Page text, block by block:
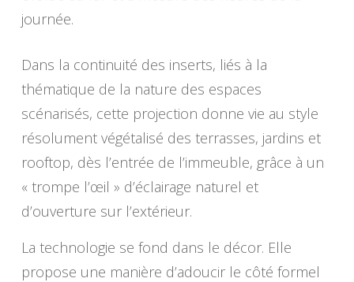
journée.
Dans la continuité des inserts, liés à la
thématique de la nature des espaces
scénarisés, cette projection donne vie au style
résolument végétalisé des terrasses, jardins et
rooftop, dès l’entrée de l’immeuble, grâce à un
« trompe l’œil » d’éclairage naturel et
d’ouverture sur l’extérieur.
La technologie se fond dans le décor. Elle
propose une manière d’adoucir le côté formel